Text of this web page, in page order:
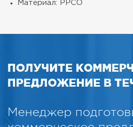
Материал: PPCO
ПОЛУЧИТЕ
ПРЕДЛОЖЕНИЕ В
Менеджер